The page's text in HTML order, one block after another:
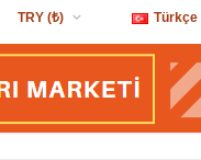
Türkçe
Türkçe
TRY (₺)
USD ($)
GBP (£)